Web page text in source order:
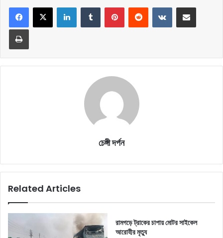
LinkedInTumblr PinterestReddit VKontakteShare via Email
Print
চেঙ্গী দর্পন
Related Articles
রামগড়ে ট্রাকের চাপায় মোটর সাইকেল
আরোহীর মৃত্যু